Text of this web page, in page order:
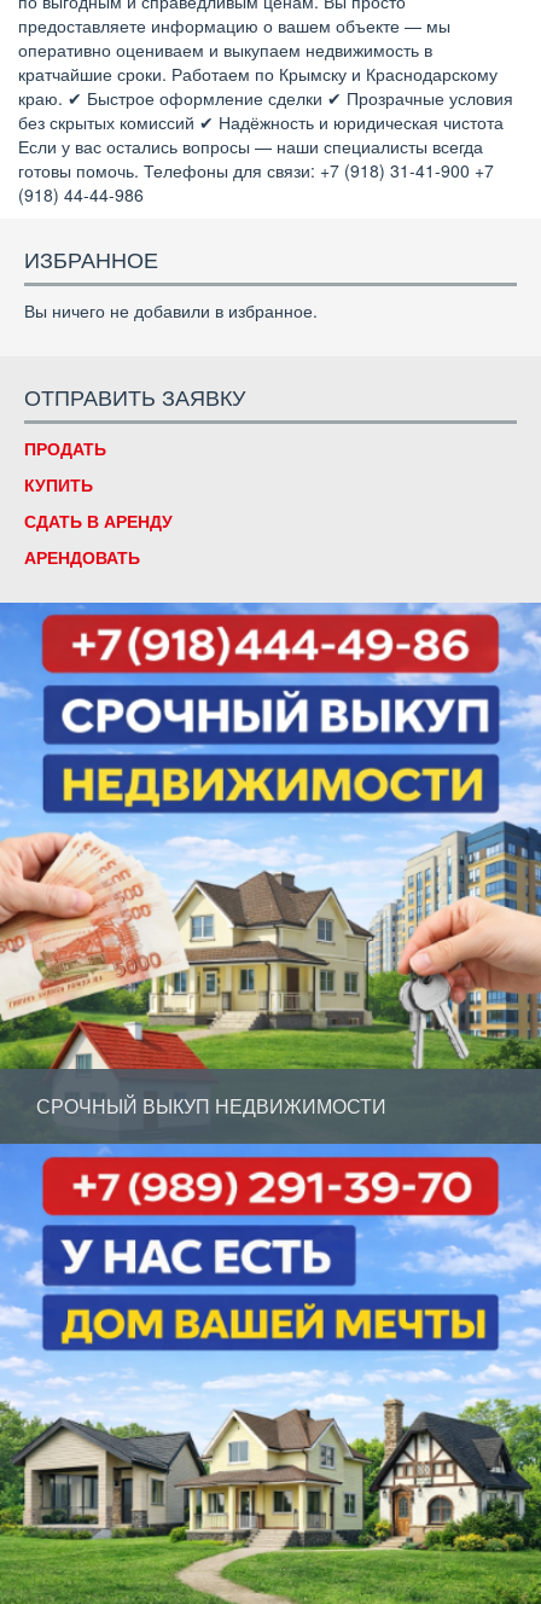
предоставляете информацию о вашем объекте — мы
оперативно оцениваем и выкупаем недвижимость в
кратчайшие сроки. Работаем по Крымску и Краснодарскому
краю. ✔ Быстрое оформление сделки ✔ Прозрачные условия
без скрытых комиссий ✔ Надёжность и юридическая чистота
Если у вас остались вопросы — наши специалисты всегда
готовы помочь. Телефоны для связи: +7 (918) 31-41-900 +7
(918) 44-44-986
ИЗБРАННОЕ
Вы ничего не добавили в избранное.
ОТПРАВИТЬ ЗАЯВКУ
ПРОДАТЬ
КУПИТЬ
СДАТЬ В АРЕНДУ
АРЕНДОВАТЬ
СРОЧНЫЙ ВЫКУП НЕДВИЖИМОСТИ